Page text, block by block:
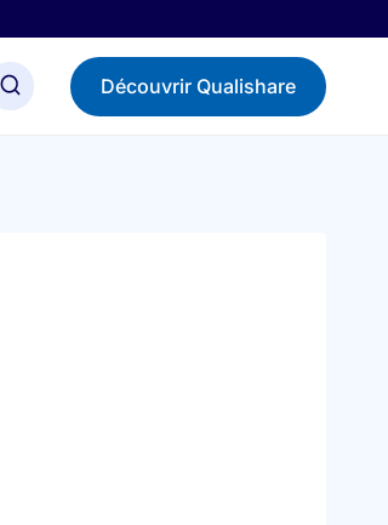
Découvrir Qualishare